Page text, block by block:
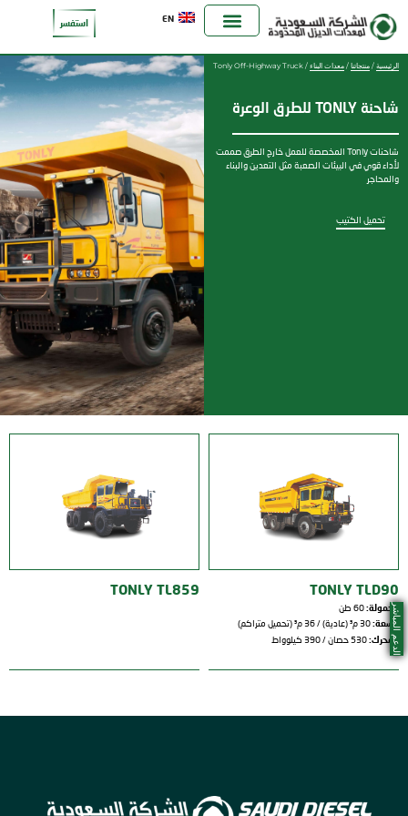
EN استفسر
الدعم المباشر
الرئيسية / منتجاتنا / معدات البناء / Tonly Off-Highway Truck
شاحنة TONLY للطرق الوعرة
شاحنات Tonly المخصصة للعمل خارج الطرق صممت
لأداء قوي في البيئات الصعبة مثل التعدين والبناء
والمحاجر
تحميل الكتيب
TONLY TL859 TONLY TLD90
الحمولة:
السعة:
المحرك: